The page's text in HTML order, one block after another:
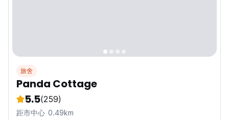
旅舍
Panda Cottage
5.5(259)
距市中心 0.49km